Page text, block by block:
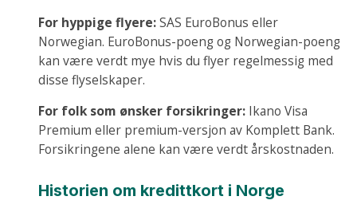
For hyppige flyere:SAS EuroBonus eller
Norwegian. EuroBonus-poeng og Norwegian-poeng
kan være verdt mye hvis du flyer regelmessig med
disse flyselskaper.
For folk som ønsker forsikringer: Ikano Visa
Premium eller premium-versjon av Komplett Bank.
Forsikringene alene kan være verdt årskostnaden.
Historien om kredittkort i Norge